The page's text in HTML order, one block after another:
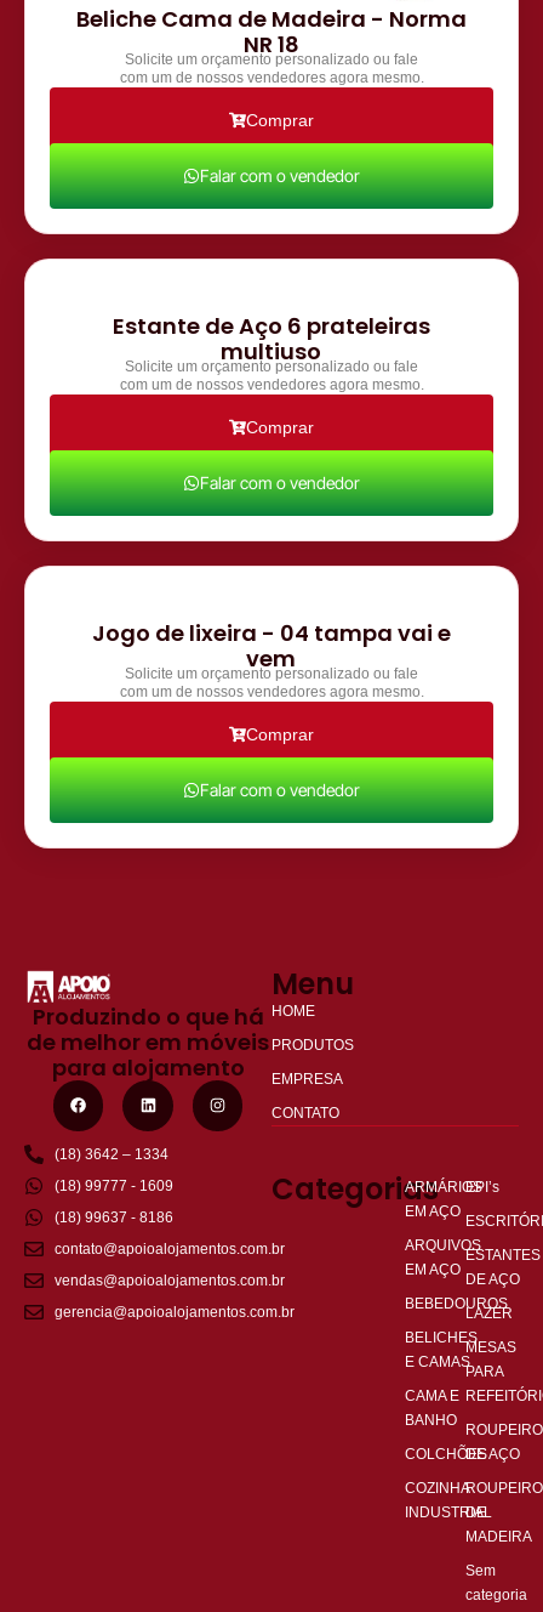
Beliche Cama de Madeira - Norma
NR 18
Solicite um orçamento personalizado ou fale
com um de nossos vendedores agora mesmo.
Comprar
Falar com o vendedor
Estante de Aço 6 prateleiras
multiuso
Solicite um orçamento personalizado ou fale
com um de nossos vendedores agora mesmo.
Comprar
Falar com o vendedor
Jogo de lixeira - 04 tampa vai e
vem
Solicite um orçamento personalizado ou fale
com um de nossos vendedores agora mesmo.
Comprar
Falar com o vendedor
Produzindo o que há
de melhor em móveis
para alojamento
(18) 3642 – 1334
(18) 99777 - 1609
(18) 99637 - 8186
contato@apoioalojamentos.com.br
vendas@apoioalojamentos.com.br
gerencia@apoioalojamentos.com.br
Menu
HOME
PRODUTOS
EMPRESA
CONTATO
CategoriasARMÁRIOS
EM AÇO
ARQUIVOS
EM AÇO
BEBEDOUROS
BELICHES
E CAMAS
CAMA E
BANHO
COLCHÕES
COZINHA
INDUSTRIAL
EPI’s
ESTANTES
DE AÇO
LAZER
MESAS
PARA
DE AÇO
DE
MADEIRA
Sem
categoria